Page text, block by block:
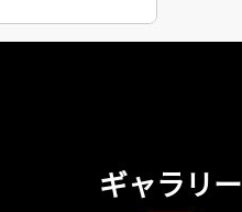
ギャラリー